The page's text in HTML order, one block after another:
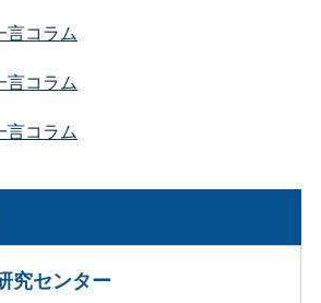
言コラム
言コラム
言コラム
究センター